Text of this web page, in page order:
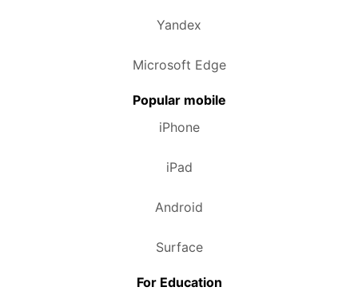
Yandex
Microsoft Edge
Popular mobile
iPhone
iPad
Android
Surface
For Education